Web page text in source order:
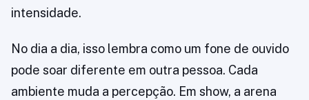
intensidade.
No dia a dia, isso lembra como um fone de ouvido
pode soar diferente em outra pessoa. Cada
ambiente muda a percepção. Em show, a arena